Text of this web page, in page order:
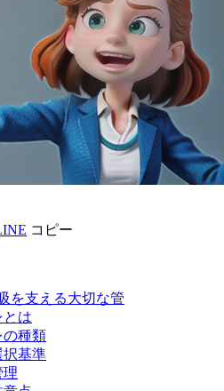
コピー
を支える大切な管
とは
の種類
択基準
理